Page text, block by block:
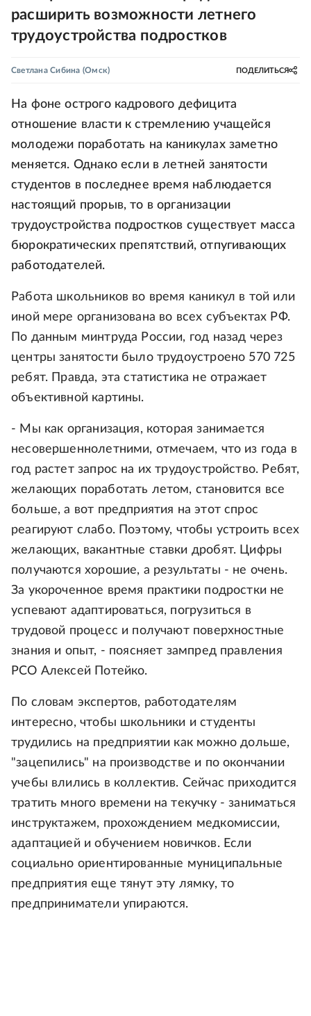
расширить возможности летнего
трудоустройства подростков
Светлана Сибина (Омск) ПОДЕЛИТЬСЯ
На фоне острого кадрового дефицита
отношение власти к стремлению учащейся
молодежи поработать на каникулах заметно
меняется. Однако если в летней занятости
студентов в последнее время наблюдается
настоящий прорыв, то в организации
трудоустройства подростков существует масса
бюрократических препятствий, отпугивающих
работодателей.
Работа школьников во время каникул в той или
иной мере организована во всех субъектах РФ.
По данным минтруда России, год назад через
центры занятости было трудоустроено 570 725
ребят. Правда, эта статистика не отражает
объективной картины.
- Мы как организация, которая занимается
несовершеннолетними, отмечаем, что из года в
год растет запрос на их трудоустройство. Ребят,
желающих поработать летом, становится все
больше, а вот предприятия на этот спрос
реагируют слабо. Поэтому, чтобы устроить всех
желающих, вакантные ставки дробят. Цифры
получаются хорошие, а результаты - не очень.
За укороченное время практики подростки не
успевают адаптироваться, погрузиться в
трудовой процесс и получают поверхностные
знания и опыт, - поясняет зампред правления
РСО Алексей Потейко.
По словам экспертов, работодателям
интересно, чтобы школьники и студенты
трудились на предприятии как можно дольше,
"зацепились" на производстве и по окончании
учебы влились в коллектив. Сейчас приходится
тратить много времени на текучку - заниматься
инструктажем, прохождением медкомиссии,
адаптацией и обучением новичков. Если
социально ориентированные муниципальные
предприятия еще тянут эту лямку, то
предприниматели упираются.